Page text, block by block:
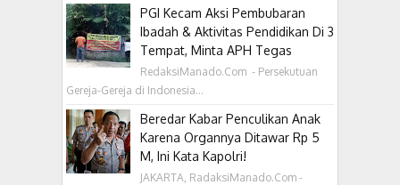
PGI Kecam Aksi Pembubaran
Ibadah & Aktivitas Pendidikan Di 3
Tempat, Minta APH Tegas
RedaksiManado.Com - Persekutuan
Gereja-Gereja di Indonesia...
Beredar Kabar Penculikan Anak
Karena Organnya Ditawar Rp 5
M, Ini Kata Kapolri!
JAKARTA, RadaksiManado.Com -